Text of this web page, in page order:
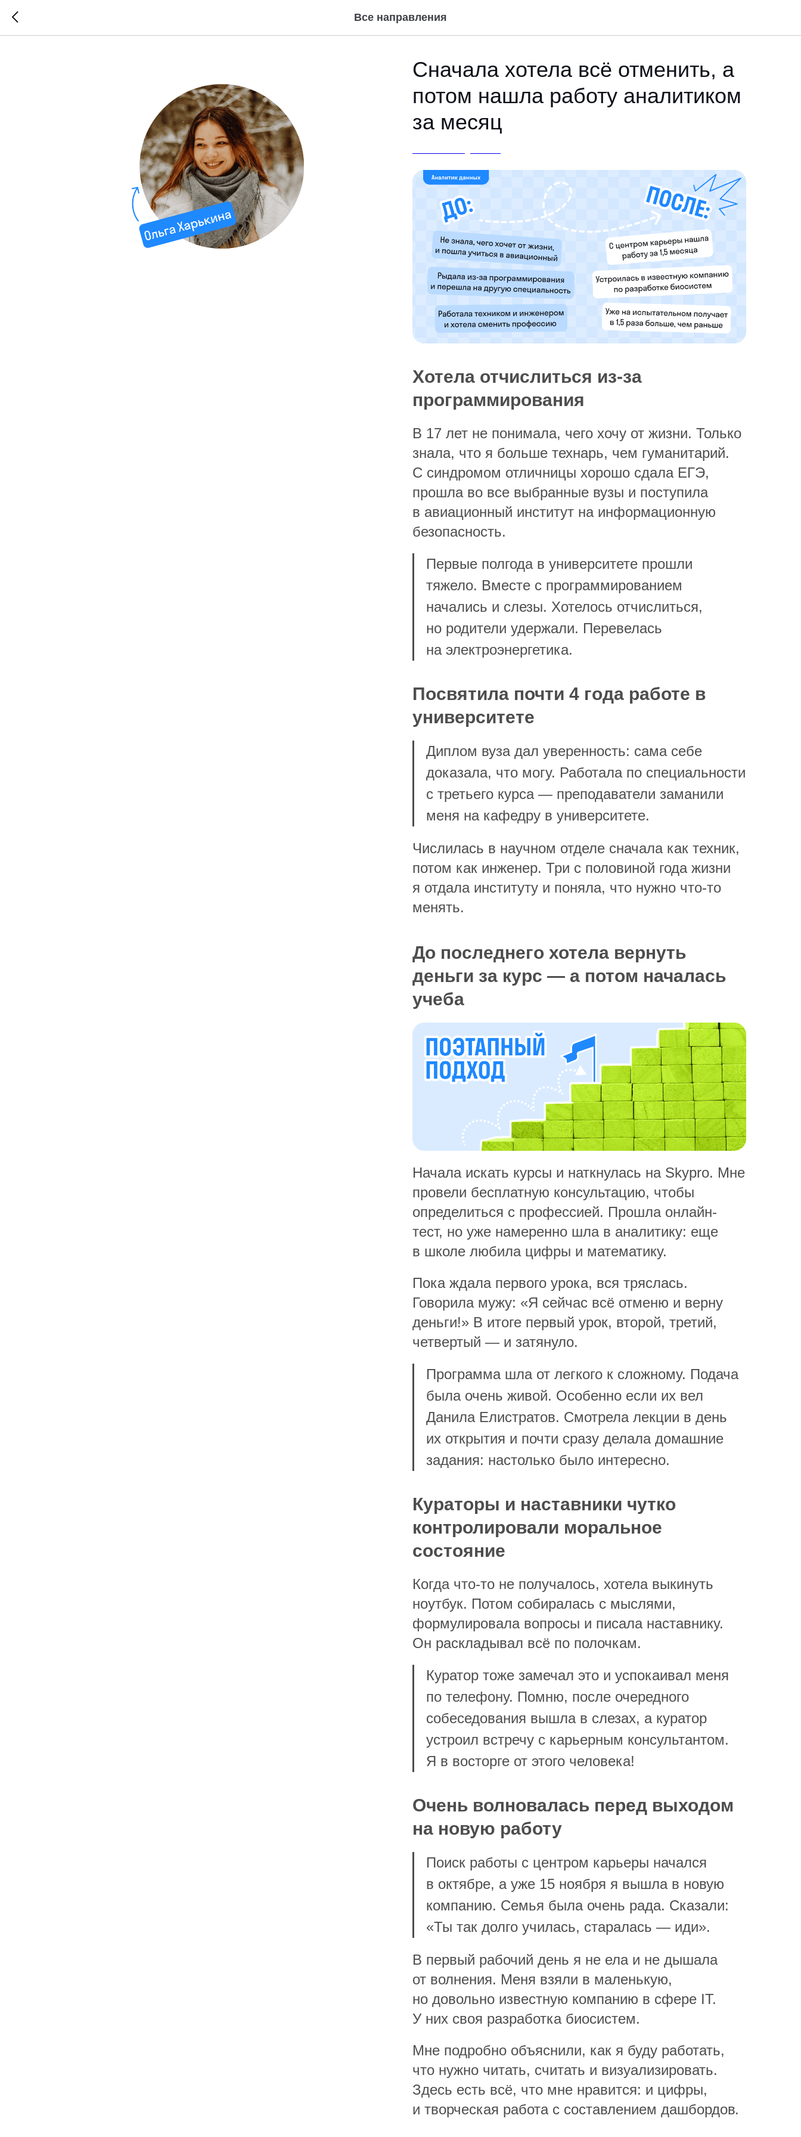
Все направления
Сначала хотела всё отменить, а
потом нашла работу аналитиком
за месяц
Хотела отчислиться из-за
программирования
В 17 лет не понимала, чего хочу от жизни. Только
знала, что я больше технарь, чем гуманитарий.
С синдромом отличницы хорошо сдала ЕГЭ,
прошла во все выбранные вузы и поступила
в авиационный институт на информационную
безопасность.
Первые полгода в университете прошли
тяжело. Вместе с программированием
начались и слезы. Хотелось отчислиться,
но родители удержали. Перевелась
на электроэнергетика.
Посвятила почти 4 года работе в
университете
Диплом вуза дал уверенность: сама себе
доказала, что могу. Работала по специальности
с третьего курса — преподаватели заманили
меня на кафедру в университете.
Числилась в научном отделе сначала как техник,
потом как инженер. Три с половиной года жизни
я отдала институту и поняла, что нужно что-то
менять.
До последнего хотела вернуть
деньги за курс — а потом началась
учеба
Начала искать курсы и наткнулась на Skypro. Мне
провели бесплатную консультацию, чтобы
определиться с профессией. Прошла онлайн-
тест, но уже намеренно шла в аналитику: еще
в школе любила цифры и математику.
Пока ждала первого урока, вся тряслась.
Говорила мужу: «Я сейчас всё отменю и верну
деньги!» В итоге первый урок, второй, третий,
четвертый — и затянуло.
Программа шла от легкого к сложному. Подача
была очень живой. Особенно если их вел
Данила Елистратов. Смотрела лекции в день
их открытия и почти сразу делала домашние
задания: настолько было интересно.
Кураторы и наставники чутко
контролировали моральное
состояние
Когда что-то не получалось, хотела выкинуть
ноутбук. Потом собиралась с мыслями,
формулировала вопросы и писала наставнику.
Он раскладывал всё по полочкам.
Куратор тоже замечал это и успокаивал меня
по телефону. Помню, после очередного
собеседования вышла в слезах, а куратор
устроил встречу с карьерным консультантом.
Я в восторге от этого человека!
Очень волновалась перед выходом
на новую работу
Поиск работы с центром карьеры начался
в октябре, а уже 15 ноября я вышла в новую
компанию. Семья была очень рада. Сказали:
«Ты так долго училась, старалась — иди».
В первый рабочий день я не ела и не дышала
от волнения. Меня взяли в маленькую,
но довольно известную компанию в сфере IT.
У них своя разработка биосистем.
Мне подробно объяснили, как я буду работать,
что нужно читать, считать и визуализировать.
Здесь есть всё, что мне нравится: и цифры,
и творческая работа с составлением дашбордов.